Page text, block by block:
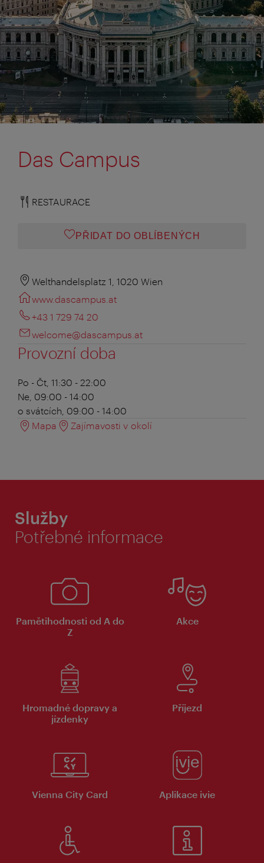
Das Campus
RESTAURACE
PŘIDAT DO OBLÍBENÝCH
Welthandelsplatz 1, 1020 Wien
www.dascampus.at
+43 1 729 74 20
welcome@dascampus.at
Provozní doba
Po - Čt, 11:30 - 22:00
Ne, 09:00 - 14:00
o svátcích, 09:00 - 14:00
Mapa
Zajímavosti v okolí
Služby
Potřebné informace
Pamětihodnosti od A do
Z
Akce
Hromadné dopravy a
jízdenky
Příjezd
Vienna City Card Aplikace ivie